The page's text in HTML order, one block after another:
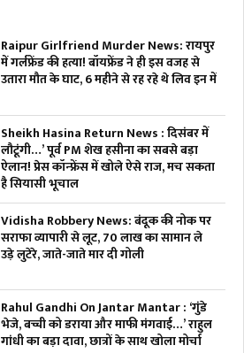
Raipur Girlfriend Murder News: रायपुर
में गर्लफ्रेंड की हत्या! बॉयफ्रेंड ने ही इस वजह से
उतारा मौत के घाट, 6 महीने से रह रहे थे लिव इन में
Sheikh Hasina Return News : दिसंबर में
लौटूंगी…’ पूर्व PM शेख हसीना का सबसे बड़ा
ऐलान! प्रेस कॉन्फ्रेंस में खोले ऐसे राज, मच सकता
है सियासी भूचाल
Vidisha Robbery News: बंदूक की नोक पर
सराफा व्यापारी से लूट, 70 लाख का सामान ले
उड़े लुटेरे, जाते-जाते मार दी गोली
Rahul Gandhi On Jantar Mantar : ‘गुंडे
भेजे, बच्ची को डराया और माफी मंगवाई…’ राहुल
गांधी का बड़ा दावा, छात्रों के साथ खोला मोर्चा